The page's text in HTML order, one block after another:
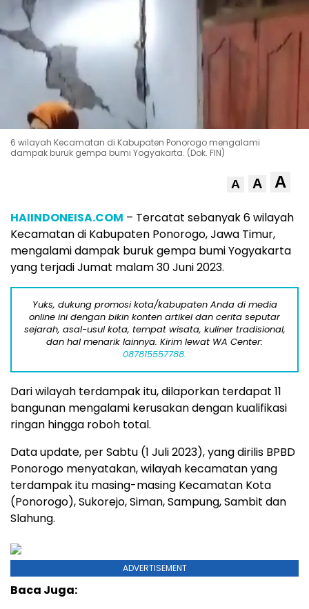
6 wilayah Kecamatan di Kabupaten Ponorogo mengalami
dampak buruk gempa bumi Yogyakarta. (Dok. FIN)
A A A
HAIINDONEISA.COM – Tercatat sebanyak 6 wilayah
Kecamatan di Kabupaten Ponorogo, Jawa Timur,
mengalami dampak buruk gempa bumi Yogyakarta
yang terjadi Jumat malam 30 Juni 2023.
Yuks, dukung promosi kota/kabupaten Anda di media
online ini dengan bikin konten artikel dan cerita seputar
sejarah, asal-usul kota, tempat wisata, kuliner tradisional,
dan hal menarik lainnya. Kirim lewat WA Center:
087815557788.
Dari wilayah terdampak itu, dilaporkan terdapat 11
bangunan mengalami kerusakan dengan kualifikasi
ringan hingga roboh total.
Data update, per Sabtu (1 Juli 2023), yang dirilis BPBD
Ponorogo menyatakan, wilayah kecamatan yang
terdampak itu masing-masing Kecamatan Kota
(Ponorogo), Sukorejo, Siman, Sampung, Sambit dan
Slahung.
ADVERTISEMENT
Baca Juga: